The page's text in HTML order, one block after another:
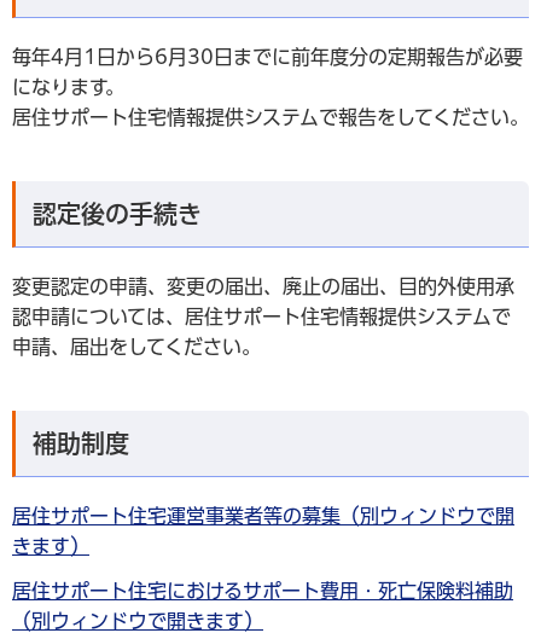
毎年4月1日から6月30日までに前年度分の定期報告が必要
になります。
居住サポート住宅情報提供システムで報告をしてください。
認定後の手続き
変更認定の申請、変更の届出、廃止の届出、目的外使用承
認申請については、居住サポート住宅情報提供システムで
申請、届出をしてください。
補助制度
居住サポート住宅運営事業者等の募集（別ウィンドウで開
きます）
居住サポート住宅におけるサポート費用・死亡保険料補助
（別ウィンドウで開きます）